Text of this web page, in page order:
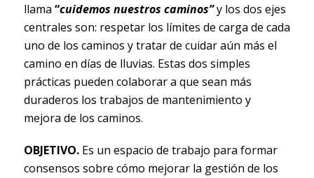
llama “cuidemos nuestros caminos”y los dos ejes
centrales son: respetar los límites de carga de cada
uno de los caminos y tratar de cuidar aún más el
camino en días de lluvias. Estas dos simples
prácticas pueden colaborar a que sean más
duraderos los trabajos de mantenimiento y
mejora de los caminos.
OBJETIVO.Es un espacio de trabajo para formar
consensos sobre cómo mejorar la gestión de los